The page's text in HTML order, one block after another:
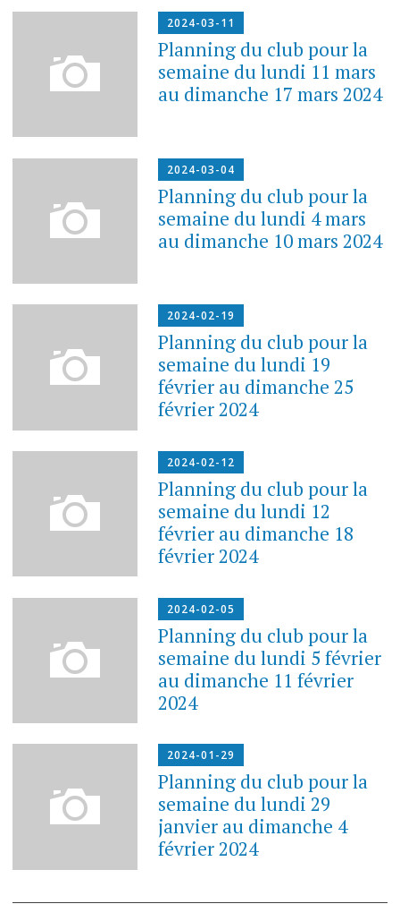
2024-03-11
Planning du club pour la
semaine du lundi 11 mars
au dimanche 17 mars 2024
2024-03-04
Planning du club pour la
semaine du lundi 4 mars
au dimanche 10 mars 2024
2024-02-19
Planning du club pour la
semaine du lundi 19
février au dimanche 25
février 2024
2024-02-12
Planning du club pour la
semaine du lundi 12
février au dimanche 18
février 2024
2024-02-05
Planning du club pour la
semaine du lundi 5 février
au dimanche 11 février
2024
2024-01-29
Planning du club pour la
semaine du lundi 29
janvier au dimanche 4
février 2024